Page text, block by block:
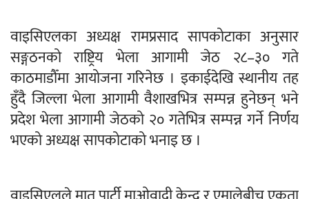
वाइसिएलका अध्यक्ष रामप्रसाद सापकोटाका अनुसार
सङ्गठनको राष्ट्रिय भेला आगामी जेठ २८–३० गते
काठमाडौँमा आयोजना गरिनेछ । इकाईदेखि स्थानीय तह
हुँदै जिल्ला भेला आगामी वैशाखभित्र सम्पन्न हुनेछन् भने
प्रदेश भेला आगामी जेठको २० गतेभित्र सम्पन्न गर्ने निर्णय
भएको अध्यक्ष सापकोटाको भनाइ छ ।